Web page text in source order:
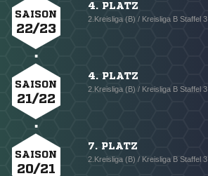
SAISON
22/23
4. PLATZ
2.Kreisliga (B) / Kreisliga B Staffel 3
SAISON
21/22
4. PLATZ
2.Kreisliga (B) / Kreisliga B Staffel 3
SAISON
20/21
7. PLATZ
2.Kreisliga (B) / Kreisliga B Staffel 3